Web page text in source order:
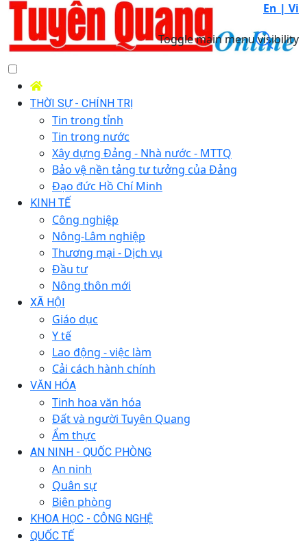
En | Vi
Toggle main menu visibility
THỜI SỰ - CHÍNH TRỊ
Tin trong tỉnh
Tin trong nước
Xây dựng Đảng - Nhà nước - MTTQ
Bảo vệ nền tảng tư tưởng của Đảng
Đạo đức Hồ Chí Minh
KINH TẾ
Công nghiệp
Nông-Lâm nghiệp
Thương mại - Dịch vụ
Đầu tư
Nông thôn mới
XÃ HỘI
Giáo dục
Y tế
Lao động - việc làm
Cải cách hành chính
VĂN HÓA
Tinh hoa văn hóa
Đất và người Tuyên Quang
Ẩm thực
AN NINH - QUỐC PHÒNG
An ninh
Quân sự
Biên phòng
KHOA HỌC - CÔNG NGHỆ
QUỐC TẾ